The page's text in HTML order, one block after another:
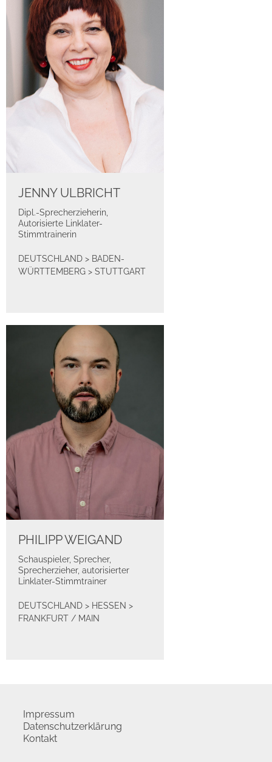
JENNY ULBRICHT
Dipl.-Sprecherzieherin,
Autorisierte Linklater-
Stimmtrainerin
DEUTSCHLAND > BADEN-
WÜRTTEMBERG > STUTTGART
PHILIPP WEIGAND
Schauspieler, Sprecher,
Sprecherzieher, autorisierter
Linklater-Stimmtrainer
DEUTSCHLAND > HESSEN >
FRANKFURT / MAIN
Impressum
Datenschutzerklärung
Kontakt